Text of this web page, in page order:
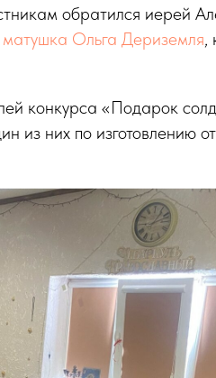
обратился иерей
матушка Ольга Дериземля,
конкурса «Подарок
из них по изготовлению